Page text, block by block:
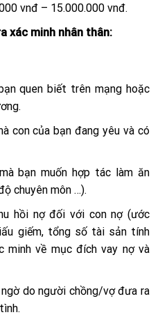
vnđ – 15.000.000 vnđ.
xác minh nhân thân:
quen biết trên mạng hoặc
con của bạn đang yêu và có
bạn muốn hợp tác làm ăn
chuyên môn …).
hồi nợ đối với con nợ (ước
giếm, tổng số tài sản tính
minh về mục đích vay nợ và
do người chồng/vợ đưa ra